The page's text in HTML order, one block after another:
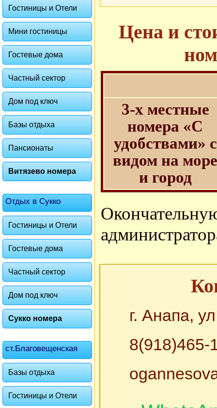
Гостиницы и Отели
Мини гостиницы
Гостевые дома
Частный сектор
Дом под ключ
Базы отдыха
Пансионаты
Витязево номера
Отдых в Сукко
Гостиницы и Отели
Гостевые дома
Частный сектор
Дом под ключ
Сукко номера
ст.Благовещенская
Базы отдыха
Гостиницы и Отели
Цена и
3-х местные
номера «С
удобствами» с
видом на море
и город
г. Анапа,
8(918)465-